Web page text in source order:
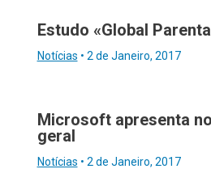
Estudo «Global
Notícias • 2 de Janeiro, 2017
Microsoft apresenta
geral
Notícias • 2 de Janeiro, 2017